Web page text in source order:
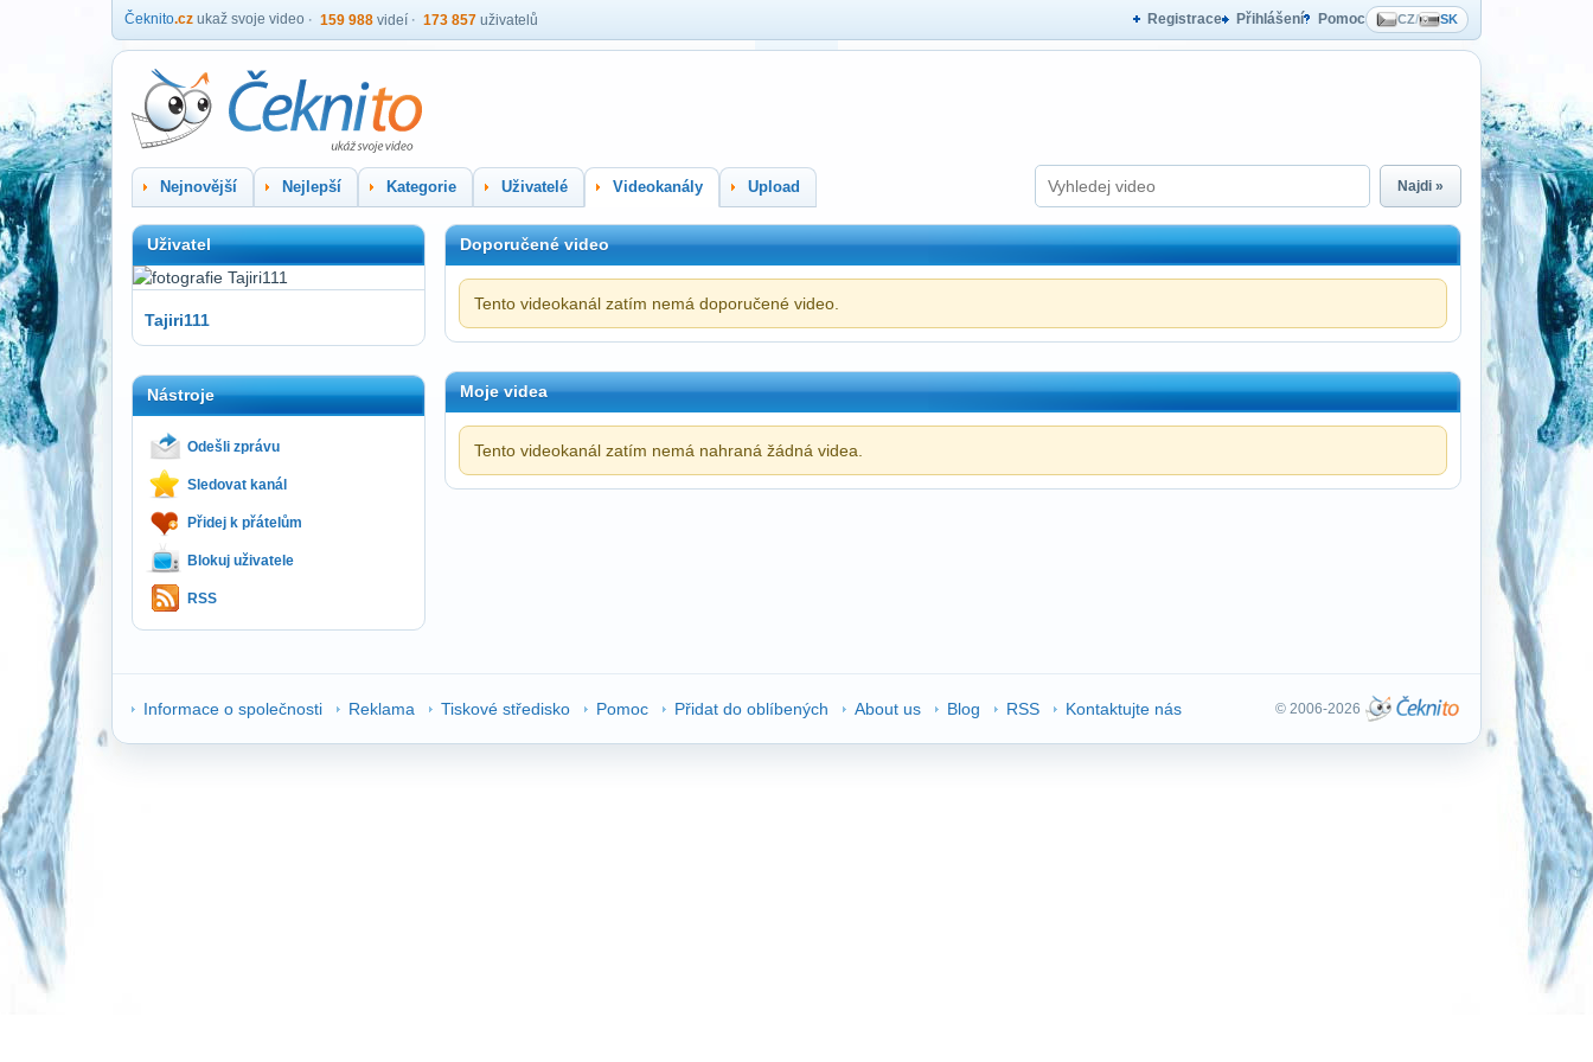
Čeknito.cz ukaž svoje video 159 988 videí 173 857 uživatelů Registrace Přihlášení Pomoc CZ/ SK
Nejnovější Nejlepší Kategorie Uživatelé Videokanály Upload Najdi »
Uživatel
Tajiri111
Nástroje
Odešli zprávu
Sledovat kanál
Přidej k přátelům
Blokuj uživatele
RSS
Doporučené video
Tento videokanál zatím nemá doporučené video.
Moje videa
Tento videokanál zatím nemá nahraná žádná videa.
Informace o společnosti Reklama Tiskové středisko Pomoc Přidat do oblíbených About us Blog RSS Kontaktujte nás © 2006-2026